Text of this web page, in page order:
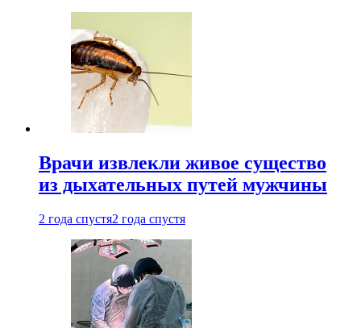
Врачи извлекли живое существо
из дыхательных путей мужчины
2 года спустя2 года спустя